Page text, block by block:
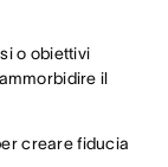
o obiettivi
il
creare fiducia